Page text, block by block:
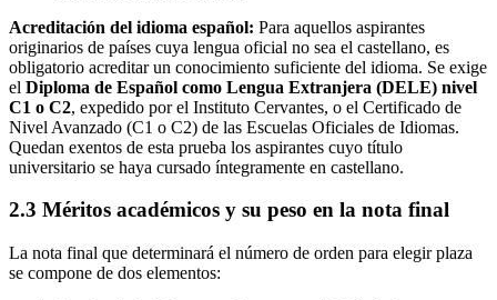
Acreditación del idioma español: Para aquellos aspirantes
originarios de países cuya lengua oficial no sea el castellano, es
obligatorio acreditar un conocimiento suficiente del idioma. Se exige
el Diploma de Español como Lengua Extranjera (DELE) nivel
C1 o C2, expedido por el Instituto Cervantes, o el Certificado de
Nivel Avanzado (C1 o C2) de las Escuelas Oficiales de Idiomas.
Quedan exentos de esta prueba los aspirantes cuyo título
universitario se haya cursado íntegramente en castellano.
2.3 Méritos académicos y su peso en la nota final
La nota final que determinará el número de orden para elegir plaza
se compone de dos elementos: